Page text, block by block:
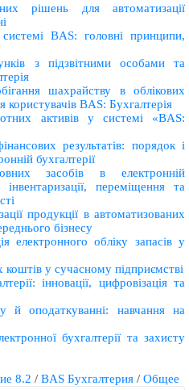
рішень для автоматизації
BAS: головні принципи,
з підзвітними особами та
шахрайству в облікових
користувачів BAS: Бухгалтерія
активів у системі «BAS:
результатів: порядок і
бухгалтерії
засобів в електронній
переміщення та
продукції в автоматизованих
бізнесу
електронного обліку запасів у
у сучасному підприємстві
інновації, цифровізація та
й оподаткуванні: навчання на
бухгалтерії та захисту
8.2 / BAS Бухгалтерия / Общее